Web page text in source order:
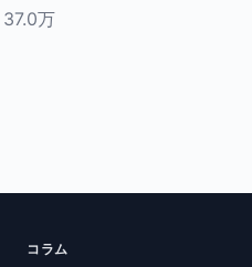
37.0万
コラム